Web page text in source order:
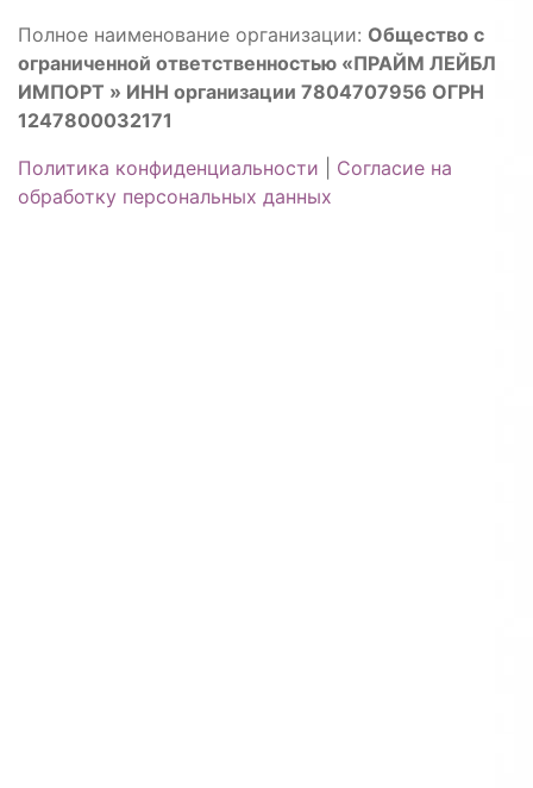
Полное наименование организации: Общество с
ограниченной ответственностью «ПРАЙМ ЛЕЙБЛ
ИМПОРТ » ИНН организации 7804707956 ОГРН
1247800032171
Политика конфиденциальности
Согласие на
обработку персональных данных